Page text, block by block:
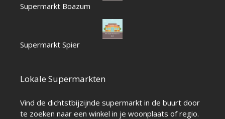
Supermarkt Boazum
Supermarkt Spier
Lokale Supermarkten
Vind de dichtstbijzijnde supermarkt in de buurt door
te zoeken naar een winkel in je woonplaats of regio.